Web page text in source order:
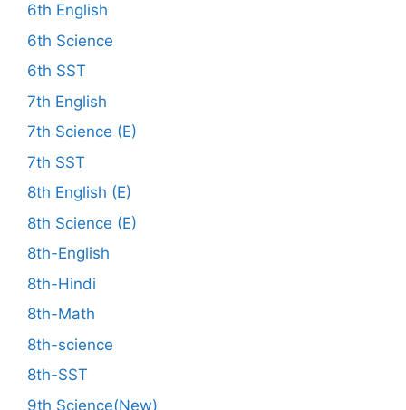
6th English
6th Science
6th SST
7th English
7th Science (E)
7th SST
8th English (E)
8th Science (E)
8th-English
8th-Hindi
8th-Math
8th-science
8th-SST
9th Science(New)